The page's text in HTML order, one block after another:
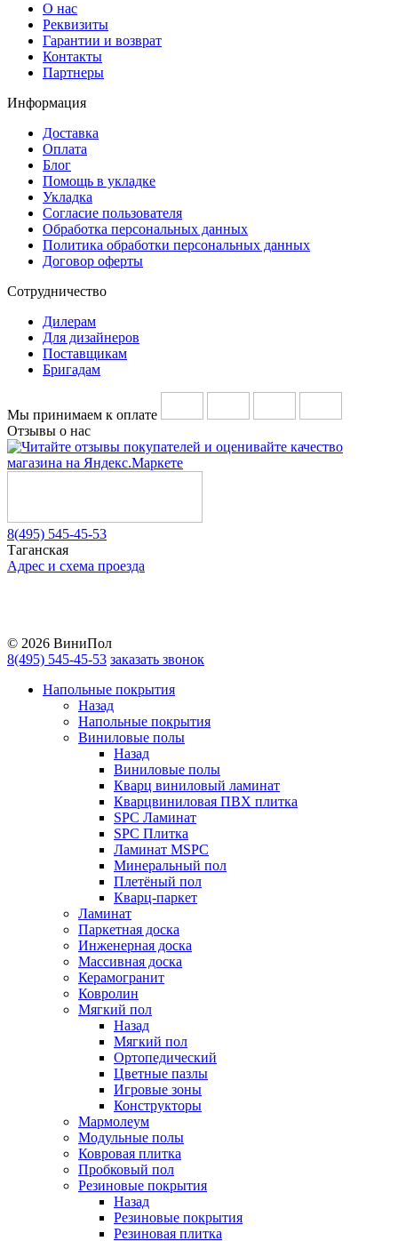
О нас
Реквизиты
Гарантии и возврат
Контакты
Партнеры
Информация
Доставка
Оплата
Блог
Помощь в укладке
Укладка
Согласие пользователя
Обработка персональных данных
Политика обработки персональных данных
Договор оферты
Сотрудничество
Дилерам
Для дизайнеров
Поставщикам
Бригадам
Мы принимаем к оплате
Отзывы о нас
8(495) 545-45-53
Таганская
Адрес и схема проезда
© 2026 ВиниПол
8(495) 545-45-53 заказать звонок
Напольные покрытия
Назад
Напольные покрытия
Виниловые полы
Назад
Виниловые полы
Кварц виниловый ламинат
Кварцвиниловая ПВХ плитка
SPC Ламинат
SPC Плитка
Ламинат MSPC
Минеральный пол
Плетёный пол
Кварц-паркет
Ламинат
Паркетная доска
Инженерная доска
Массивная доска
Керамогранит
Ковролин
Мягкий пол
Назад
Мягкий пол
Ортопедический
Цветные пазлы
Игровые зоны
Конструкторы
Мармолеум
Модульные полы
Ковровая плитка
Пробковый пол
Резиновые покрытия
Назад
Резиновые покрытия
Резиновая плитка